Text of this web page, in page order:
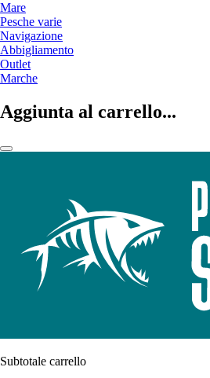
Mare
Pesche varie
Navigazione
Abbigliamento
Outlet
Marche
Aggiunta al carrello...
Subtotale carrello